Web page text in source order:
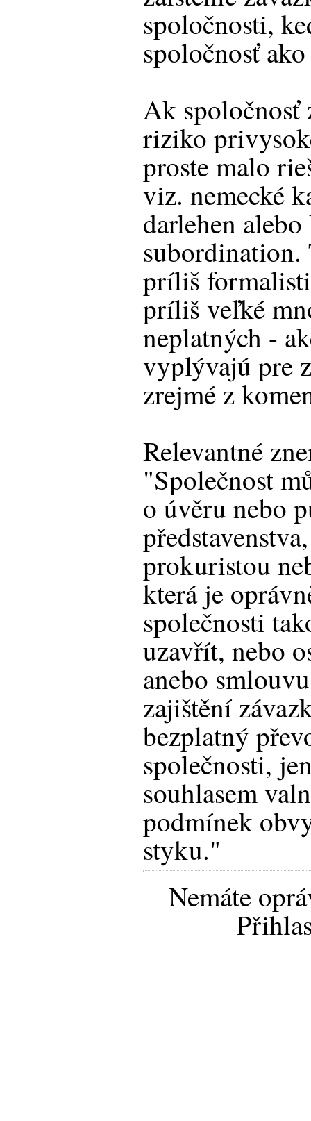
spoločnosti,
spoločnosť
Ak spoločnosť
riziko
proste malo
viz. nemecké
darlehen
subordination.
príliš
príliš veľké
neplatných -
vyplývajú pre
zrejmé z
Relevantné
"Společnost
o úvěru nebo
prokuristou
která je
společnosti
uzavřít, nebo
anebo
zajištění
bezplatný
společnosti,
souhlasem
podmínek
styku."
Nemáte